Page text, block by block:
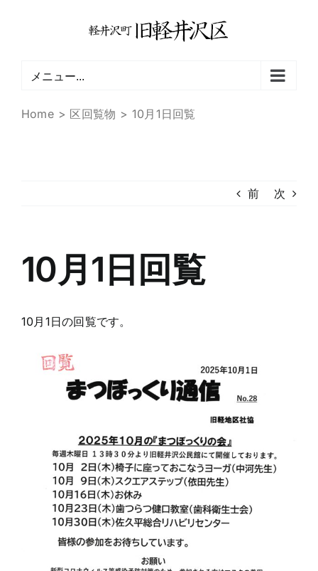
メニュー...
Home 区回覧物 10月1日回覧
前 次
10月1日回覧
10月1日の回覧です。